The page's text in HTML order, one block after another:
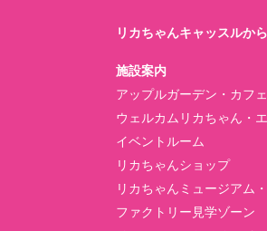
リカちゃんキャッスルか
施設案内
アップルガーデン・カフェ
ウェルカムリカちゃん・
イベントルーム
リカちゃんショップ
リカちゃんミュージアム
ファクトリー見学ゾーン